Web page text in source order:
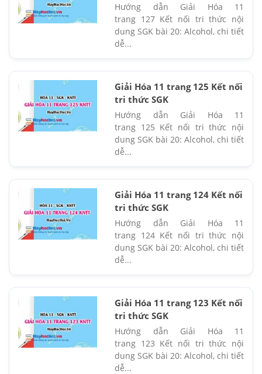
Hướng dẫn Giải Hóa 11
trang 127 Kết nối tri thức nội
dung SGK bài 20: Alcohol, chi tiết
dễ...
Giải Hóa 11 trang 125 Kết nối
tri thức SGK
Hướng dẫn Giải Hóa 11
trang 125 Kết nối tri thức nội
dung SGK bài 20: Alcohol, chi tiết
dễ...
Giải Hóa 11 trang 124 Kết nối
tri thức SGK
Hướng dẫn Giải Hóa 11
trang 124 Kết nối tri thức nội
dung SGK bài 20: Alcohol, chi tiết
dễ...
Giải Hóa 11 trang 123 Kết nối
tri thức SGK
Hướng dẫn Giải Hóa 11
trang 123 Kết nối tri thức nội
dung SGK bài 20: Alcohol, chi tiết
dễ...